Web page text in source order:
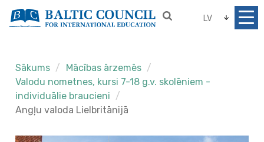
LV
Sākums
Mācības ārzemēs
Valodu nometnes, kursi 7-18 g.v. skolēniem -
individuālie braucieni
Angļu valoda Lielbritānijā